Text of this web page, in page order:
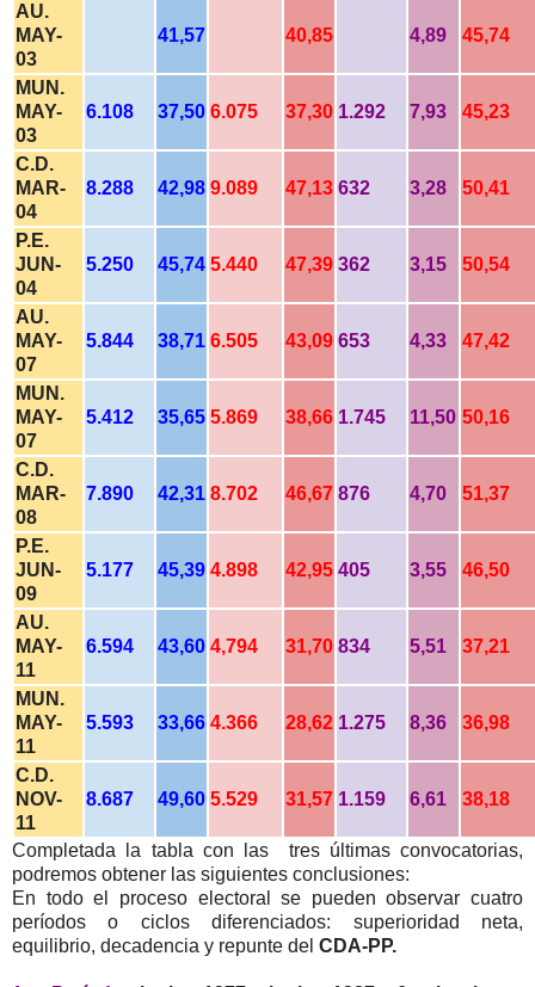
AU.
MAY-
03
41,57 40,85 4,89 45,74
MUN.
MAY-
03
6.108 37,50 6.075 37,30 1.292 7,93 45,23
C.D.
MAR-
04
8.288 42,98 9.089 47,13 632 3,28 50,41
P.E.
JUN-
04
5.250 45,74 5.440 47,39 362 3,15 50,54
AU.
MAY-
07
5.844 38,71 6.505 43,09 653 4,33 47,42
MUN.
MAY-
07
5.412 35,65 5.869 38,66 1.745 11,50 50,16
C.D.
MAR-
08
7.890 42,31 8.702 46,67 876 4,70 51,37
P.E.
JUN-
09
5.177 45,39 4.898 42,95 405 3,55 46,50
AU.
MAY-
11
6.594 43,60 4,794 31,70 834 5,51 37,21
MUN.
MAY-
11
5.593 33,66 4.366 28,62 1.275 8,36 36,98
C.D.
NOV-
11
8.687 49,60 5.529 31,57 1.159 6,61 38,18
Completada la tabla con las tres últimas convocatorias,
podremos obtener las siguientes conclusiones:
En todo el proceso electoral se pueden observar cuatro
períodos o ciclos diferenciados: superioridad neta,
equilibrio, decadencia y repunte del CDA-PP.